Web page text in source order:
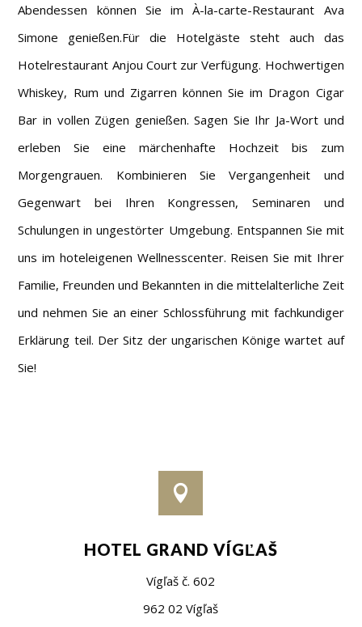
Abendessen können Sie im À-la-carte-Restaurant Ava
Simone genießen.Für die Hotelgäste steht auch das
Hotelrestaurant Anjou Court zur Verfügung. Hochwertigen
Whiskey, Rum und Zigarren können Sie im Dragon Cigar
Bar in vollen Zügen genießen. Sagen Sie Ihr Ja-Wort und
erleben Sie eine märchenhafte Hochzeit bis zum
Morgengrauen. Kombinieren Sie Vergangenheit und
Gegenwart bei Ihren Kongressen, Seminaren und
Schulungen in ungestörter Umgebung. Entspannen Sie mit
uns im hoteleigenen Wellnesscenter. Reisen Sie mit Ihrer
Familie, Freunden und Bekannten in die mittelalterliche Zeit
und nehmen Sie an einer Schlossführung mit fachkundiger
Erklärung teil. Der Sitz der ungarischen Könige wartet auf
Sie!

HOTEL GRAND VÍGĽAŠ
Vígľaš č. 602
962 02 Vígľaš